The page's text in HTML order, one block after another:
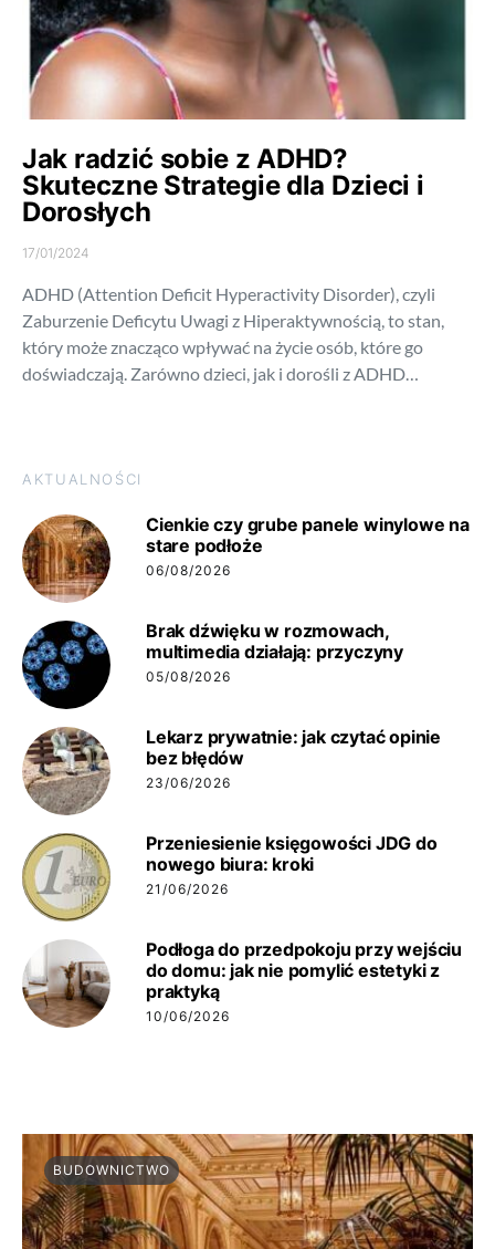
Jak radzić sobie z ADHD?
Skuteczne Strategie dla Dzieci i
Dorosłych
17/01/2024
ADHD (Attention Deficit Hyperactivity Disorder), czyli
Zaburzenie Deficytu Uwagi z Hiperaktywnością, to stan,
który może znacząco wpływać na życie osób, które go
doświadczają. Zarówno dzieci, jak i dorośli z ADHD…
AKTUALNOŚCI
Cienkie czy grube panele winylowe na
stare podłoże
06/08/2026
Brak dźwięku w rozmowach,
multimedia działają: przyczyny
05/08/2026
Lekarz prywatnie: jak czytać opinie
bez błędów
23/06/2026
Przeniesienie księgowości JDG do
nowego biura: kroki
21/06/2026
Podłoga do przedpokoju przy wejściu
do domu: jak nie pomylić estetyki z
praktyką
10/06/2026
BUDOWNICTWO